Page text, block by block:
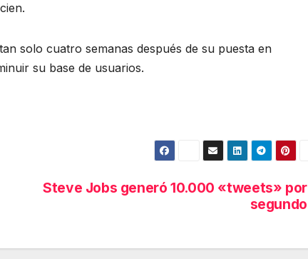
solo cuatro semanas después de su puesta en
su base de usuarios.
Steve Jobs generó 10.000 «tweets» por
segundo